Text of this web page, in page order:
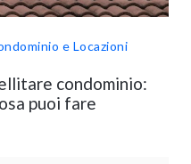
e Locazioni
condominio:
puoi fare